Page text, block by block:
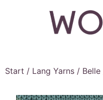
Start / Lang Yarns / Belle